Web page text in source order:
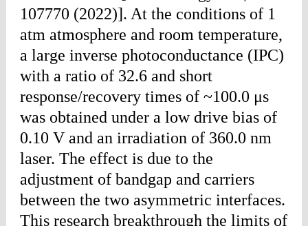
107770 (2022)]. At the conditions of 1
atm atmosphere and room temperature,
a large inverse photoconductance (IPC)
with a ratio of 32.6 and short
response/recovery times of ~100.0 μs
was obtained under a low drive bias of
0.10 V and an irradiation of 360.0 nm
laser. The effect is due to the
adjustment of bandgap and carriers
between the two asymmetric interfaces.
This research breakthrough the limits of